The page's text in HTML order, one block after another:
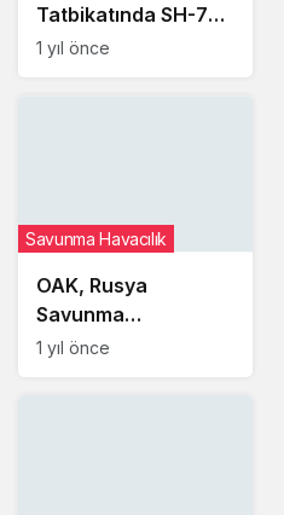
Tatbikatında SH-70
Helikopteri Acil İniş
1 yıl önce
OAK, Rusya
Savunma
Bakanlığı’na Yeni
Savunma Havacılık
1 yıl önce